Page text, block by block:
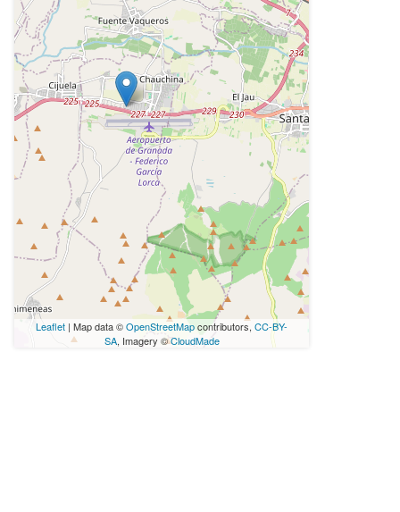
Leaflet | Map data ©OpenStreetMapcontributors, CC-BY-
SA, Imagery ©CloudMade